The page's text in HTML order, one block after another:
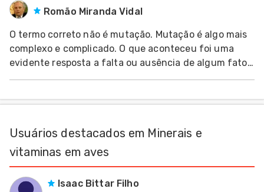
leite
Romão Miranda Vidal
O termo correto não é mutação. Mutação é algo mais
complexo e complicado. O que aconteceu foi uma
evidente resposta a falta ou ausência de algum fator
nutricional. Mutações são alterações no material
Usuários destacados em Minerais e
vitaminas em aves
Isaac Bittar Filho